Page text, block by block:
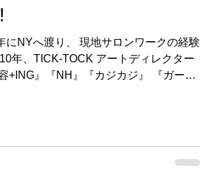
にNYへ渡り、 現地サロンワークの経験
年、TICK-TOCK アートディレクター